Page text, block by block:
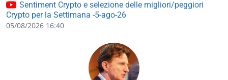
Sentiment Crypto e selezione delle migliori/peggiori
Crypto per la Settimana -5-ago-26
05/08/2026 16:40